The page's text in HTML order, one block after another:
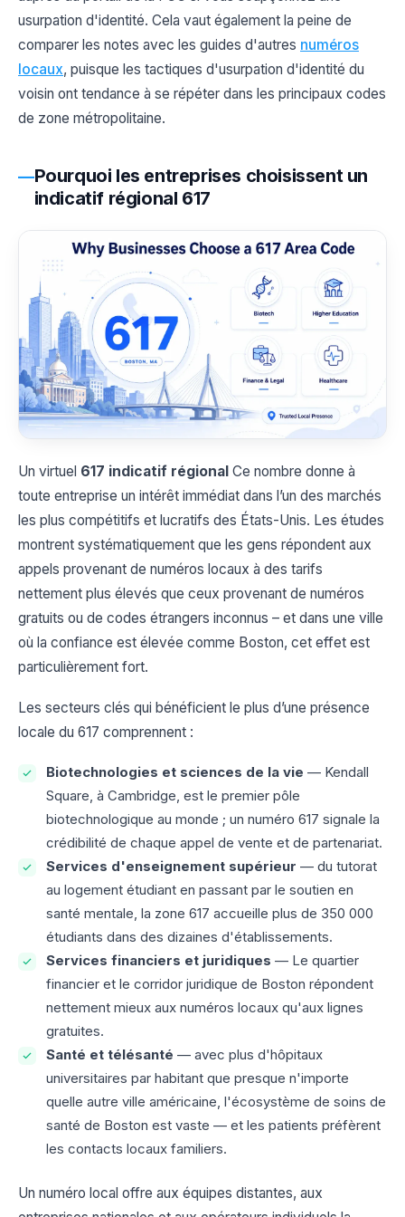
usurpation d'identité. Cela vaut également la peine de
comparer les notes avec les guides d'autres numéros
locaux, puisque les tactiques d'usurpation d'identité du
voisin ont tendance à se répéter dans les principaux codes
de zone métropolitaine.
Pourquoi les entreprises choisissent un
indicatif régional 617
Un virtuel 617 indicatif régional Ce nombre donne à
toute entreprise un intérêt immédiat dans l’un des marchés
les plus compétitifs et lucratifs des États-Unis. Les études
montrent systématiquement que les gens répondent aux
appels provenant de numéros locaux à des tarifs
nettement plus élevés que ceux provenant de numéros
gratuits ou de codes étrangers inconnus – et dans une ville
où la confiance est élevée comme Boston, cet effet est
particulièrement fort.
Les secteurs clés qui bénéficient le plus d’une présence
locale du 617 comprennent :
Biotechnologies et sciences de la vie — Kendall
Square, à Cambridge, est le premier pôle
biotechnologique au monde ; un numéro 617 signale la
crédibilité de chaque appel de vente et de partenariat.
Services d'enseignement supérieur — du tutorat
au logement étudiant en passant par le soutien en
santé mentale, la zone 617 accueille plus de 350 000
étudiants dans des dizaines d'établissements.
Services financiers et juridiques — Le quartier
financier et le corridor juridique de Boston répondent
nettement mieux aux numéros locaux qu'aux lignes
gratuites.
Santé et télésanté — avec plus d'hôpitaux
universitaires par habitant que presque n'importe
quelle autre ville américaine, l'écosystème de soins de
santé de Boston est vaste — et les patients préfèrent
les contacts locaux familiers.
Un numéro local offre aux équipes distantes, aux